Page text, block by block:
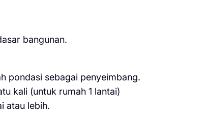
bangunan.
pondasi sebagai penyeimbang.
kali (untuk rumah 1 lantai)
atau lebih.